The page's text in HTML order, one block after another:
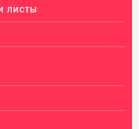
ЛИСТЫ